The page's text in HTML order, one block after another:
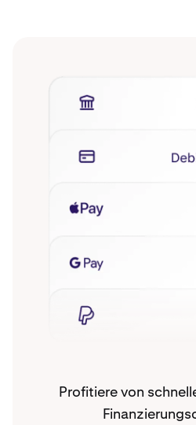
Profitiere von